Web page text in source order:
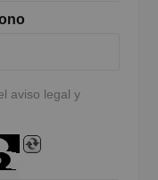
aviso legal y